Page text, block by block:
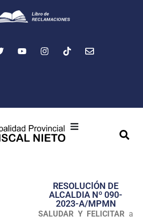
Transparencia
Seguridad
RESOLUClÓN DE
ALCALDIA Nº 090-
2023-A/MPMN
SALUDAR Y FELICITAR a